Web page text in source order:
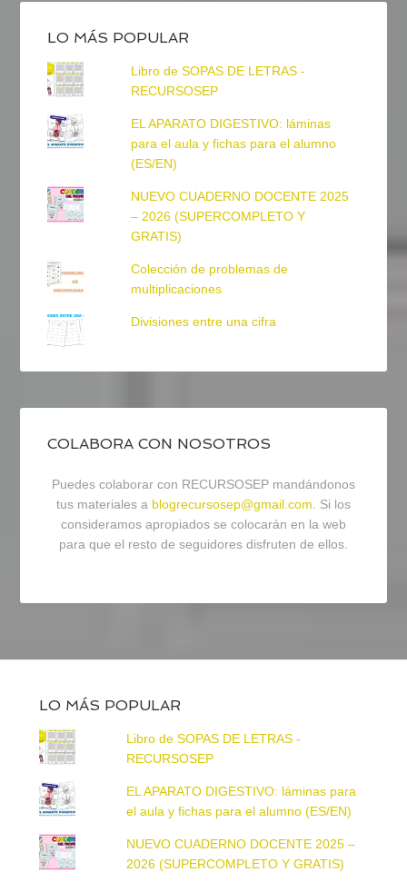
LO MÁS POPULAR
Libro de SOPAS DE LETRAS -
RECURSOSEP
EL APARATO DIGESTIVO: láminas
para el aula y fichas para el alumno
(ES/EN)
NUEVO CUADERNO DOCENTE 2025
– 2026 (SUPERCOMPLETO Y
GRATIS)
Colección de problemas de
multiplicaciones
Divisiones entre una cifra
COLABORA CON NOSOTROS
Puedes colaborar con RECURSOSEP mandándonos
tus materiales a blogrecursosep@gmail.com . Si los
consideramos apropiados se colocarán en la web
para que el resto de seguidores disfruten de ellos.
LO MÁS POPULAR
Libro de SOPAS DE LETRAS -
RECURSOSEP
EL APARATO DIGESTIVO: láminas para
el aula y fichas para el alumno (ES/EN)
NUEVO CUADERNO DOCENTE 2025 –
2026 (SUPERCOMPLETO Y GRATIS)